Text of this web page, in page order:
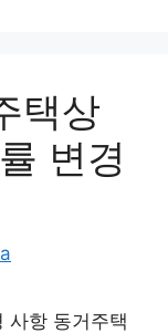
택상
변경
사항 동거주택